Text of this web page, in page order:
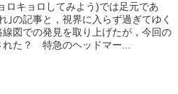
ロキョロしてみよう)では足元であ
｣の記事と，視界に入らず過ぎてゆく
図での発見を取り上げたが，今回の
れた？ 特急のヘッドマー...